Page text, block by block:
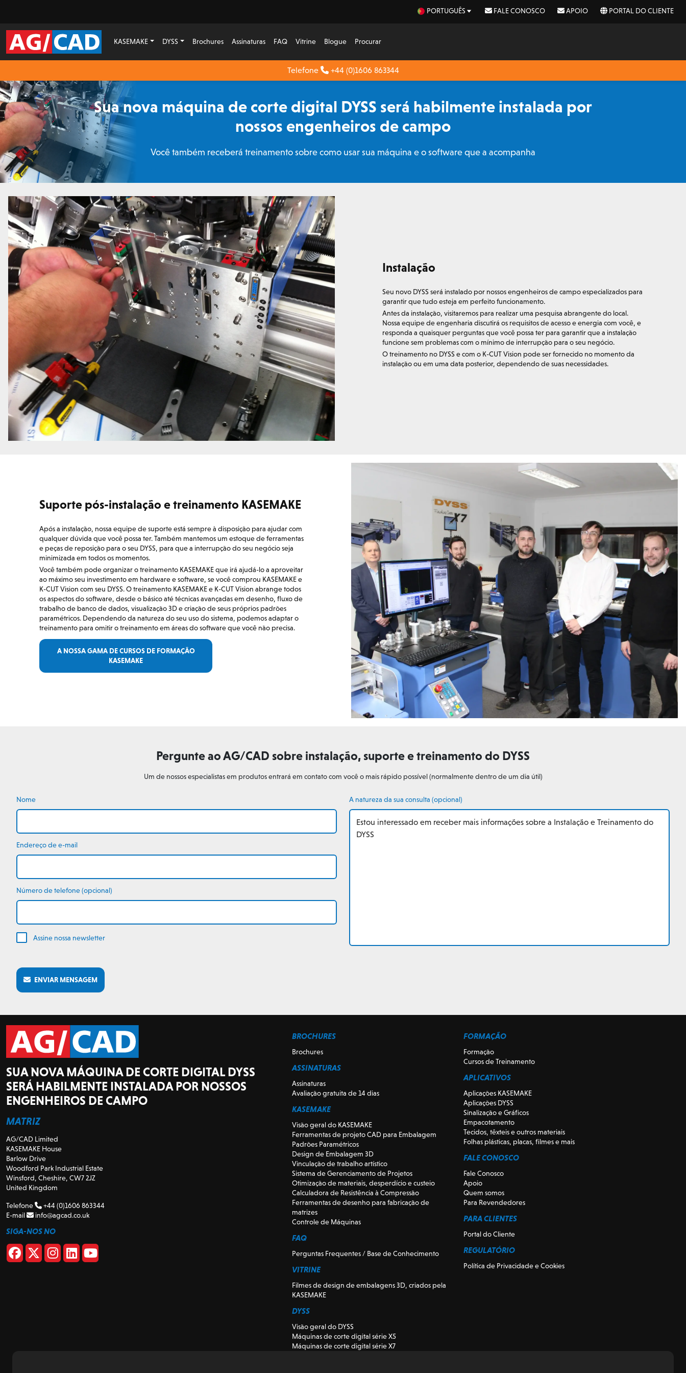
PORTUGUÊS FALE CONOSCO APOIO PORTAL DO CLIENTE
KASEMAKE DYSS Brochures Assinaturas FAQ Vitrine Blogue Procurar
Telefone +44 (0)1606 863344
Sua nova máquina de corte digital DYSS será habilmente instalada por
nossos engenheiros de campo
Você também receberá treinamento sobre como usar sua máquina e o software que a acompanha
Instalação
Seu novo DYSS será instalado por nossos engenheiros de campo especializados para
garantir que tudo esteja em perfeito funcionamento.
Antes da instalação, visitaremos para realizar uma pesquisa abrangente do local.
Nossa equipe de engenharia discutirá os requisitos de acesso e energia com você, e
responda a quaisquer perguntas que você possa ter para garantir que a instalação
funcione sem problemas com o mínimo de interrupção para o seu negócio.
O treinamento no DYSS e com o K-CUT Vision pode ser fornecido no momento da
instalação ou em uma data posterior, dependendo de suas necessidades.
Suporte pós-instalação e treinamento KASEMAKE
Após a instalação, nossa equipe de suporte está sempre à disposição para ajudar com
qualquer dúvida que você possa ter. Também mantemos um estoque de ferramentas
e peças de reposição para o seu DYSS, para que a interrupção do seu negócio seja
minimizada em todos os momentos.
Você também pode organizar o treinamento KASEMAKE que irá ajudá-lo a aproveitar
ao máximo seu investimento em hardware e software, se você comprou KASEMAKE e
K-CUT Vision com seu DYSS. O treinamento KASEMAKE e K-CUT Vision abrange todos
os aspectos do software, desde o básico até técnicas avançadas em desenho, fluxo de
trabalho de banco de dados, visualização 3D e criação de seus próprios padrões
paramétricos. Dependendo da natureza do seu uso do sistema, podemos adaptar o
treinamento para omitir o treinamento em áreas do software que você não precisa.
A NOSSA GAMA DE CURSOS DE FORMAÇÃO
KASEMAKE
Pergunte ao AG/CAD sobre instalação, suporte e treinamento do DYSS
Um de nossos especialistas em produtos entrará em contato com você o mais rápido possível (normalmente dentro de um dia útil)
Nome
Endereço de e-mail
Número de telefone (opcional)
Assine nossa newsletter
A natureza da sua consulta (opcional)
ENVIAR MENSAGEM
SUA NOVA MÁQUINA DE CORTE DIGITAL DYSS
SERÁ HABILMENTE INSTALADA POR NOSSOS
ENGENHEIROS DE CAMPO
MATRIZ
AG/CAD Limited
KASEMAKE House
Barlow Drive
Woodford Park Industrial Estate
Winsford, Cheshire, CW7 2JZ
United Kingdom
Telefone
+44 (0)1606 863344
E-mail
info@agcad.co.uk
SIGA-NOS NO
BROCHURES
Brochures
ASSINATURAS
Assinaturas
Avaliação gratuita de 14 dias
KASEMAKE
Visão geral do KASEMAKE
Ferramentas de projeto CAD para Embalagem
Padrões Paramétricos
Design de Embalagem 3D
Vinculação de trabalho artístico
Sistema de Gerenciamento de Projetos
Otimização de materiais, desperdício e custeio
Calculadora de Resistência à Compressão
Ferramentas de desenho para fabricação de
matrizes
Controle de Máquinas
FAQ
Perguntas Frequentes / Base de Conhecimento
VITRINE
Filmes de design de embalagens 3D, criados pela
KASEMAKE
DYSS
Visão geral do DYSS
Máquinas de corte digital série X5
Máquinas de corte digital série X7
FORMAÇÃO
Formação
Cursos de Treinamento
APLICATIVOS
Aplicações KASEMAKE
Aplicações DYSS
Sinalização e Gráficos
Empacotamento
Tecidos, têxteis e outros materiais
Folhas plásticas, placas, filmes e mais
FALE CONOSCO
Fale Conosco
Apoio
Quem somos
Para Revendedores
PARA CLIENTES
Portal do Cliente
REGULATÓRIO
Política de Privacidade e Cookies